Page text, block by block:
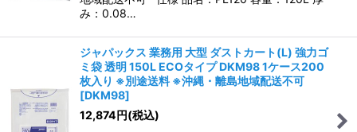
み：0.08…
ジャパックス 業務用 大型 ダストカート(L) 強力ゴ
ミ袋 透明 150L ECOタイプ DKM98 1ケース200
枚入り ※別途送料 ※沖縄・離島地域配送不可
[DKM98]
12,874円(税込)